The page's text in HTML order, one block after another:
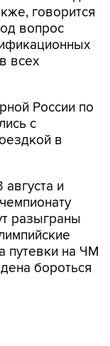
всех
России по
в
и
разыграны
путевки на ЧМ
бороться